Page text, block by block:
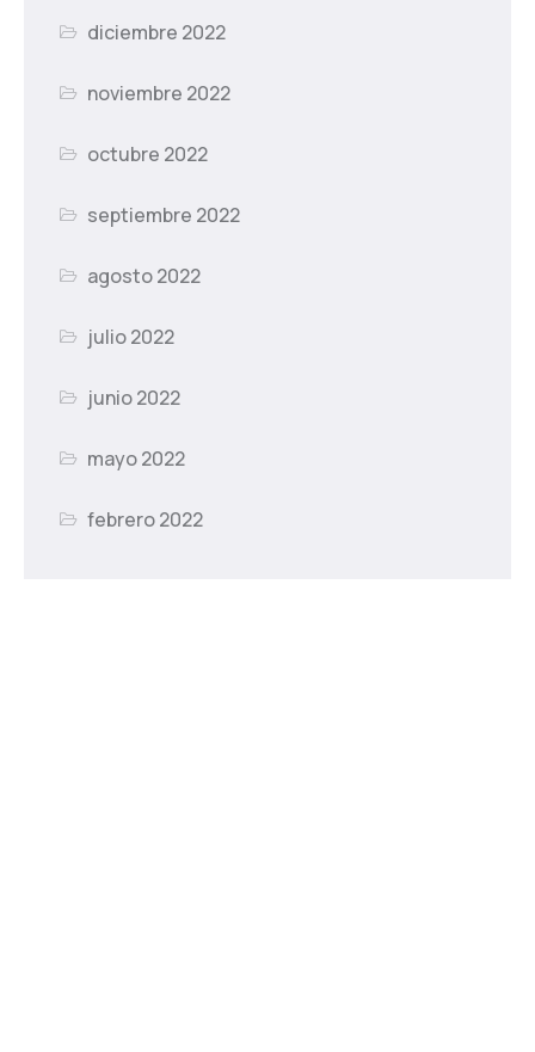
diciembre 2022
noviembre 2022
octubre 2022
septiembre 2022
agosto 2022
julio 2022
junio 2022
mayo 2022
febrero 2022